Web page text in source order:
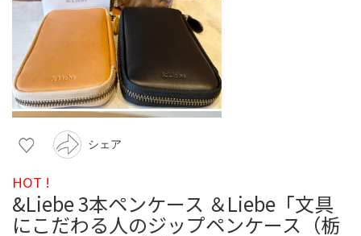
シェア
HOT !
&Liebe 3本ペンケース ＆Liebe「文具
にこだわる人のジップペンケース（栃